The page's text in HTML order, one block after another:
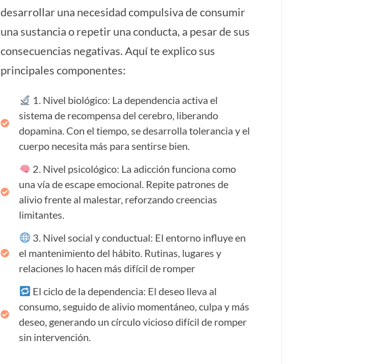
desarrollar una necesidad compulsiva de consumir
una sustancia o repetir una conducta, a pesar de sus
consecuencias negativas. Aquí te explico sus
principales componentes:
1. Nivel biológico: La dependencia activa el
sistema de recompensa del cerebro, liberando
dopamina. Con el tiempo, se desarrolla tolerancia y el
cuerpo necesita más para sentirse bien.
2. Nivel psicológico: La adicción funciona como
una vía de escape emocional. Repite patrones de
alivio frente al malestar, reforzando creencias
limitantes.
3. Nivel social y conductual: El entorno influye en
el mantenimiento del hábito. Rutinas, lugares y
relaciones lo hacen más difícil de romper
El ciclo de la dependencia: El deseo lleva al
consumo, seguido de alivio momentáneo, culpa y más
deseo, generando un círculo vicioso difícil de romper
sin intervención.